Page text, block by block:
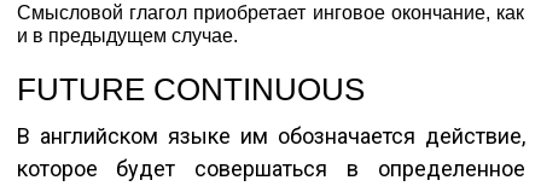
Смысловой глагол приобретает инговое окончание, как
и в предыдущем случае.
FUTURE CONTINUOUS
В английском языке им обозначается действие,
которое будет совершаться в определенное